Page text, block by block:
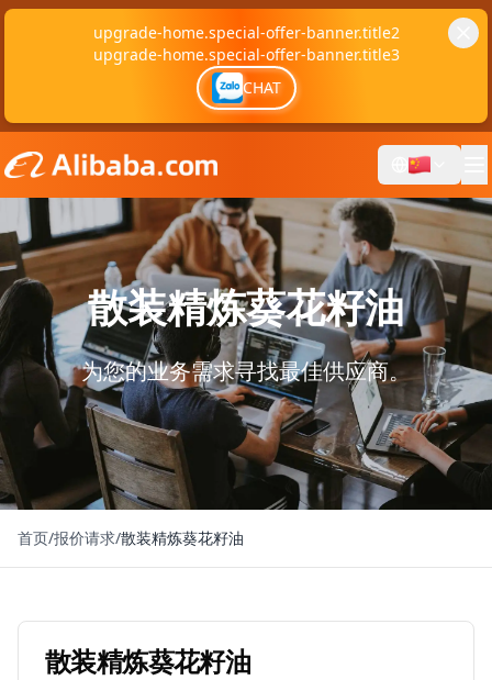
upgrade-home.special-offer-banner.title2
upgrade-home.special-offer-banner.title3
CHAT
散装精炼葵花籽油
为您的业务需求寻找最佳供应商。
首页/报价请求/散装精炼葵花籽油
散装精炼葵花籽油